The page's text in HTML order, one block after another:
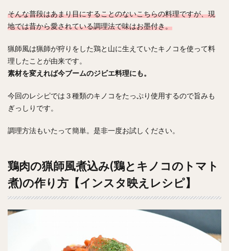
そんな普段はあまり目にすることのないこちらの料理ですが、現
地では昔から愛されている調理法で味はお墨付き。
猟師風は猟師が狩りをした鶏と山に生えていたキノコを使って料
理したことが由来です。
素材を変えれば今ブームのジビエ料理にも。
今回のレシピでは３種類のキノコをたっぷり使用するので旨みも
ぎっしりです。
調理方法もいたって簡単。是非一度お試しください。
鶏肉の猟師風煮込み(鶏とキノコのトマト
煮)の作り方【インスタ映えレシピ】